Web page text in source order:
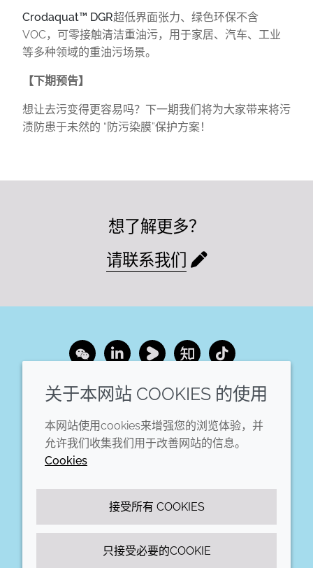
Crodaquat™ DGR超低界面张力、绿色环保不含
VOC，可零接触清洁重油污，用于家居、汽车、工业
等多种领域的重油污场景。
【下期预告】
想让去污变得更容易吗？下一期我们将为大家带来将污
渍防患于未然的 “防污染膜”保护方案！
想了解更多？
请联系我们
WechatLinkedInYoukuZhihu Tiktok
企业
年度报告
可持续发展报告
法律信息
条款和条件
Cookie政策
隐私声明
关于本网站 COOKIES 的使用
本网站使用cookies来增强您的浏览体验，并
允许我们收集我们用于改善网站的信息。
Cookies
接受所有 COOKIES
只接受必要的COOKIE